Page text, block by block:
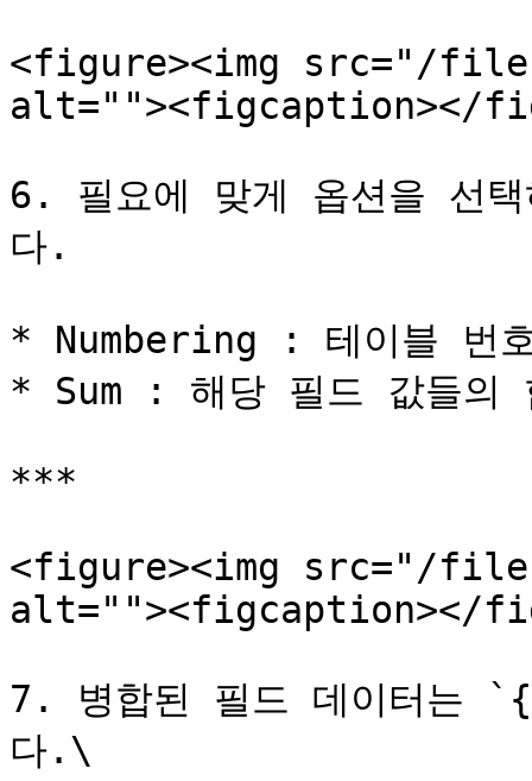
<figure><img src="/files/
alt=""><figcaption></
6. 필요에 맞게 옵션을 선
다.
* Numbering : 테이블 번
* Sum : 해당 필드 값들의
***
<figure><img src="/files/
alt=""><figcaption></
7. 병합된 필드 데이터는
다.\